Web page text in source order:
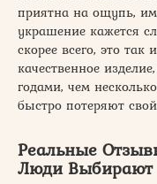
приятна на ощупь,
украшение кажется
скорее всего, это
качественное
годами, чем несколько
быстро потеряют
Реальные
Люди Выбирают